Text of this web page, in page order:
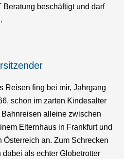
Beratung beschäftigt und darf
Reisen fing bei mir, Jahrgang
schon im zarten Kindesalter
Bahnreisen alleine zwischen
Elternhaus in Frankfurt und
Österreich an. Zum Schrecken
als echter Globetrotter